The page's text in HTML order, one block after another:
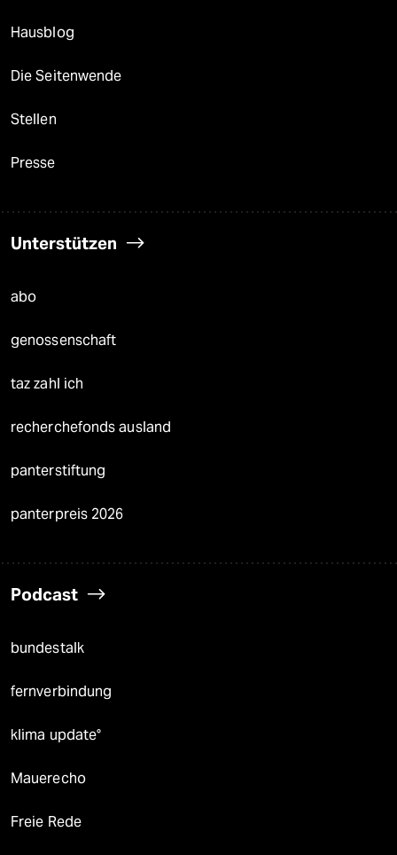
Hausblog
Die Seitenwende
Stellen
Presse
Unterstützen
abo
genossenschaft
taz zahl ich
recherchefonds ausland
panterstiftung
panterpreis 2026
Podcast
bundestalk
fernverbindung
klima update°
Mauerecho
Freie Rede